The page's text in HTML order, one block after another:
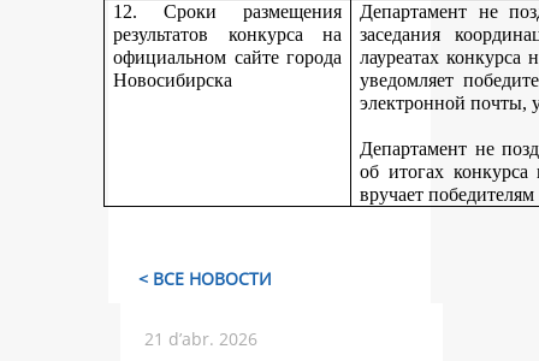
12. Сроки размещения
результатов конкурса на
официальном сайте города
Новосибирска
Департамент не
заседания
лауреатах
уведомляет
электронной почты,
Департамент не
об итогах
вручает
< ВСЕ НОВОСТИ
21 d’abr. 2026